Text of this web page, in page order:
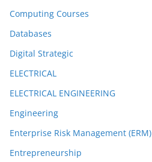
Computing Courses
Databases
Digital Strategic
ELECTRICAL
ELECTRICAL ENGINEERING
Engineering
Enterprise Risk Management (ERM)
Entrepreneurship